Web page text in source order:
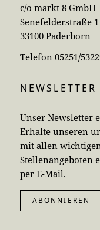
c/o markt 8 GmbH
Senefelderstraße 1
33100 Paderborn
Telefon 05251/
NEWSLETTER
Unser Newsletter
Erhalte unseren
mit allen
Stellenangeboten
per E-Mail.
ABONNIEREN